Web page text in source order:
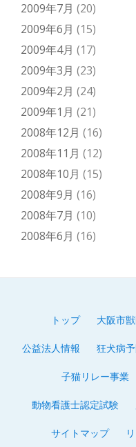
2009年7月 (20)
2009年6月 (15)
2009年4月 (17)
2009年3月 (23)
2009年2月 (24)
2009年1月 (21)
2008年12月 (16)
2008年11月 (12)
2008年10月 (15)
2008年9月 (16)
2008年7月 (10)
2008年6月 (16)
ニ
トップ 大阪市
公益法人情報 狂犬病
子猫リレー事業
動物看護士認定試験
サイトマップ